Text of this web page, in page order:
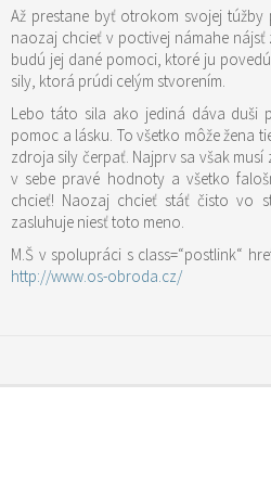
Až prestane byť otrokom svojej
naozaj chcieť v poctivej námahe
budú jej dané pomoci, ktoré ju
sily, ktorá prúdi celým stvorením.
Lebo táto sila ako jediná dáva duši
pomoc a lásku. To všetko môže žena
zdroja sily čerpať. Najprv sa však
v sebe pravé hodnoty a všetko
chcieť! Naozaj chcieť stáť čisto vo
zasluhuje niesť toto meno.
M.Š v spolupráci s class=“postlink“
http://www.os-obroda.cz/